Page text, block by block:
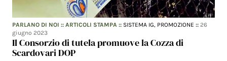
PARLANO DI NOI ::ARTICOLI STAMPA :: SISTEMA IG, PROMOZIONE ::26
giugno 2023
Il Consorzio di tutela promuove la Cozza di
Scardovari DOP